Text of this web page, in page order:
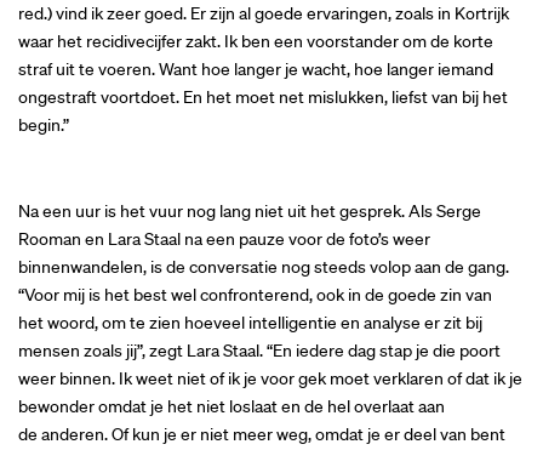
red.) vind ik zeer goed. Er zijn al goede ervaringen, zoals in Kortrijk
waar het recidivecijfer zakt. Ik ben een voorstander om de korte
straf uit te voeren. Want hoe langer je wacht, hoe langer iemand
ongestraft voortdoet. En het moet net mislukken, liefst van bij het
begin.”
Na een uur is het vuur nog lang niet uit het gesprek. Als Serge
Rooman en Lara Staal na een pauze voor de foto’s weer
binnenwandelen, is de conversatie nog steeds volop aan de gang.
“Voor mij is het best wel confronterend, ook in de goede zin van
het woord, om te zien hoeveel intelligentie en analyse er zit bij
mensen zoals jij”, zegt Lara Staal. “En iedere dag stap je die poort
weer binnen. Ik weet niet of ik je voor gek moet verklaren of dat ik je
bewonder omdat je het niet loslaat en de hel overlaat aan
de anderen. Of kun je er niet meer weg, omdat je er deel van bent